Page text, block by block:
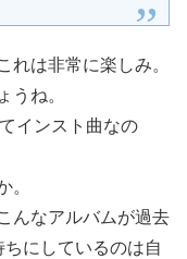
は非常に楽しみ。
うね。
インスト曲なの
。
んなアルバムが過去
にしているのは自